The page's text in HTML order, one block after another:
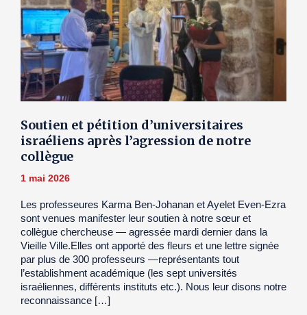
Soutien et pétition d’universitaires
israéliens après l’agression de notre
collègue
1 mai 2026
Les professeures Karma Ben-Johanan et Ayelet Even-Ezra
sont venues manifester leur soutien à notre sœur et
collègue chercheuse — agressée mardi dernier dans la
Vieille Ville.Elles ont apporté des fleurs et une lettre signée
par plus de 300 professeurs —représentants tout
l’establishment académique (les sept universités
israéliennes, différents instituts etc.). Nous leur disons notre
reconnaissance […]